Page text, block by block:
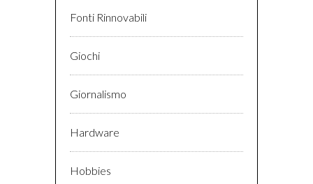
Fonti Rinnovabili
Giochi
Giornalismo
Hardware
Hobbies